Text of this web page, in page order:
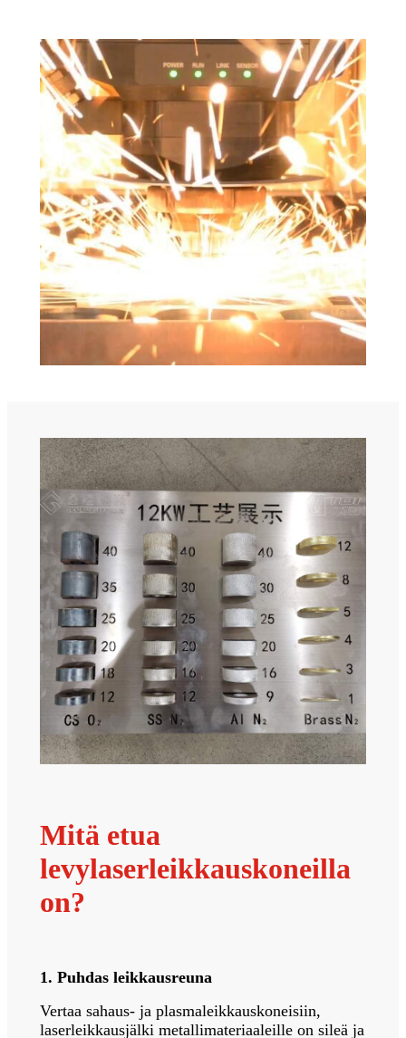
Mitä etua
levylaserleikkauskoneilla
on?
1. Puhdas leikkausreuna
Vertaa sahaus- ja plasmaleikkauskoneisiin,
laserleikkausjälki metallimateriaaleille on sileä ja